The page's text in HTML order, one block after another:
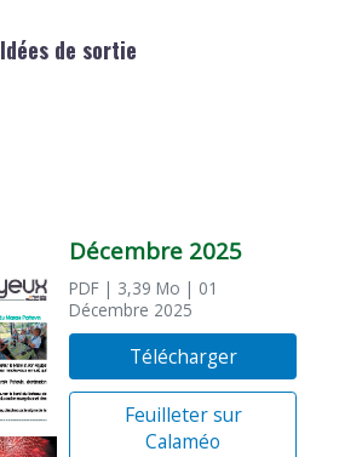
Idées de sortie
Décembre 2025
PDF | 3,39 Mo | 01
Décembre 2025
Télécharger
Feuilleter sur
Calaméo